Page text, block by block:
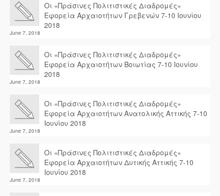
Οι «Πράσινες Πολιτιστικές Διαδρομές»
Εφορεία Αρχαιοτήτων Γρεβενών 7-10 Ιουνίου
2018
June 7, 2018
Οι «Πράσινες Πολιτιστικές Διαδρομές»
Εφορεία Αρχαιοτήτων Βοιωτίας 7-10 Ιουνίου
2018
June 7, 2018
Οι «Πράσινες Πολιτιστικές Διαδρομές»
Εφορεία Αρχαιοτήτων Ανατολικής Αττικής 7-10
Ιουνίου 2018
June 7, 2018
Οι «Πράσινες Πολιτιστικές Διαδρομές»
Εφορεία Αρχαιοτήτων Δυτικής Αττικής 7-10
Ιουνίου 2018
June 7, 2018